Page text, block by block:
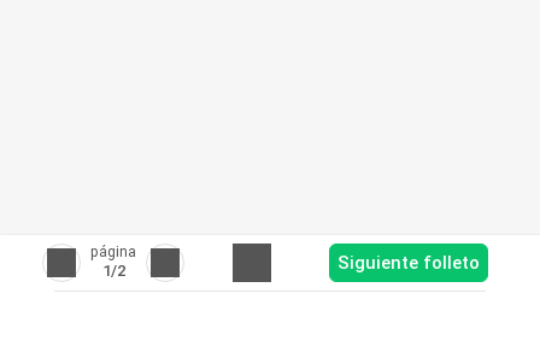
página
1/2 Siguiente folleto